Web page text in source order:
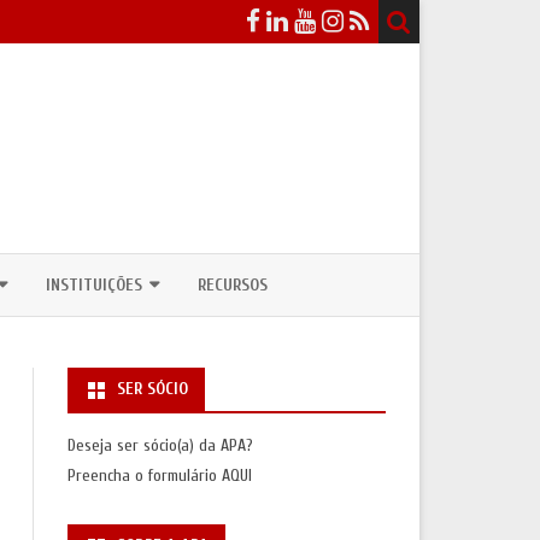
PÚBLICAS
INSTITUIÇÕES
ANTROPOLOGIA
UNIDADES DE INVESTIGAÇÃO
ASSOCIAÇÕES INTERNACIONAIS
RECURSOS
SER SÓCIO
Deseja ser sócio(a) da APA?
Preencha o formulário AQUI